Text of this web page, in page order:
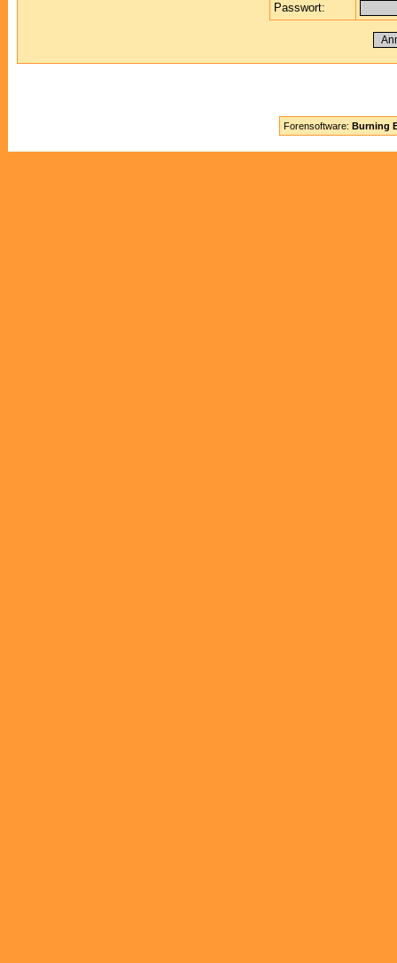
Passwort:
Forensoftware: Burning